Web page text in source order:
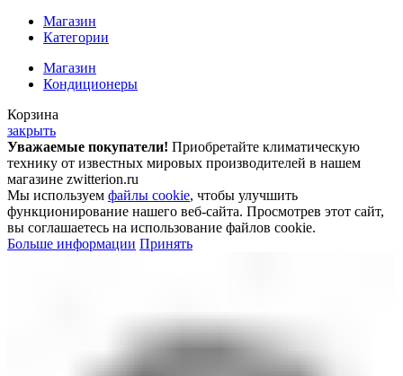
Магазин
Категории
Магазин
Кондиционеры
Корзина
закрыть
Уважаемые покупатели! Приобретайте климатическую
технику от известных мировых производителей в нашем
магазине zwitterion.ru
Мы используем файлы cookie, чтобы улучшить
функционирование нашего веб-сайта. Просмотрев этот сайт,
вы соглашаетесь на использование файлов cookie.
Больше информации Принять